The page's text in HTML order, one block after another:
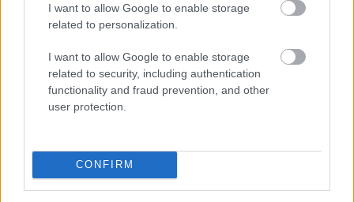
I want to allow Google to enable storage
related to personalization.
I want to allow Google to enable storage
related to security, including authentication
functionality and fraud prevention, and other
user protection.
CONFIRM
Mohács a csata ötszázadik
évfordulójára
Franciaország villamosenergia-
hálózatát